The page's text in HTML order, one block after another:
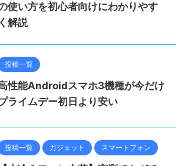
使い方を初心者向けにわかりやす
く解説
投稿一覧
性能Androidスマホ3機種が今だけ
ライムデー初日より安い
投稿一覧 ガジェット スマートフォン